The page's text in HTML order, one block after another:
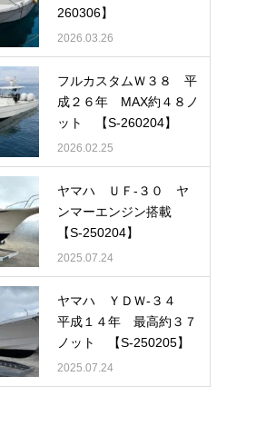
260306】
2026.03.26
フルカスタムＷ３８ 平
成２６年 MAX約４８ノ
ット 【S-260204】
2026.02.25
ヤマハ ＵＦ-３０ ヤ
ンマーエンジン搭載
【S-250204】
2025.07.24
ヤマハ ＹＤＷ-３４
平成１４年 最高約３７
ノット 【S-250205】
2025.07.24